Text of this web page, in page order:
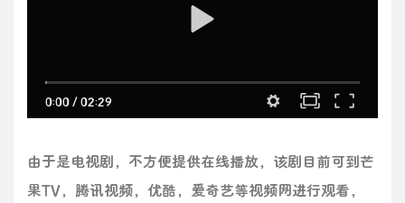
0:00 /02:29
由于是电视剧，不方便提供在线播放，该剧目前可到芒
果TV，腾讯视频，优酷，爱奇艺等视频网进行观看，